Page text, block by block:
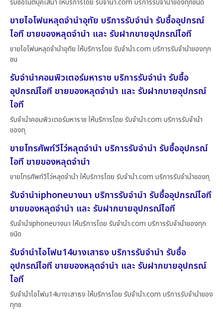
ขายไอโฟนหลุดจำนำอุทัย บริการรับจำนำ รับซื้ออุปกรณ์
ไอที ขายของหลุดจำนำ และ รับฝากขายอุปกรณ์ไอที
ขายไอโฟนหลุดจำนำอุทัย ให้บริการโดย รับจํานํา.com บริการรับจำนำของทุก
ชน
รับจำนำคอมพิวเตอร์มหาราช บริการรับจำนำ รับซื้อ
อุปกรณ์ไอที ขายของหลุดจำนำ และ รับฝากขายอุปกรณ์
ไอที
รับจำนำคอมพิวเตอร์มหาราช ให้บริการโดย รับจํานํา.com บริการรับจำนำ
ของทุ
ขายโทรศัพท์วีโว่หลุดจำนำ บริการรับจำนำ รับซื้ออุปกรณ์
ไอที ขายของหลุดจำนำ
ขายโทรศัพท์วีโว่หลุดจำนำ ให้บริการโดย รับจํานํา.com บริการรับจำนำของทุ
รับจำนำiphoneบางนา บริการรับจำนำ รับซื้ออุปกรณ์ไอที
ขายของหลุดจำนำ และ รับฝากขายอุปกรณ์ไอที
รับจำนำiphoneบางนา ให้บริการโดย รับจํานํา.com บริการรับจำนำของทุก
ชนิด
รับจำนำไอโฟน14บางเสาธง บริการรับจำนำ รับซื้อ
อุปกรณ์ไอที ขายของหลุดจำนำ และ รับฝากขายอุปกรณ์
ไอที
รับจำนำไอโฟน14บางเสาธง ให้บริการโดย รับจํานํา.com บริการรับจำนำของ
ทุกช